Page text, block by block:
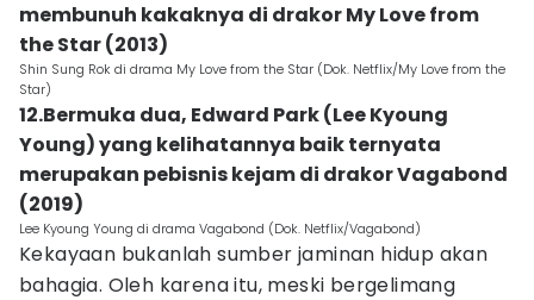
membunuh kakaknya di drakor My Love from
the Star (2013)
Shin Sung Rok di drama My Love from the Star (Dok. Netflix/My Love from the
Star)
12.Bermuka dua, Edward Park (Lee Kyoung
Young) yang kelihatannya baik ternyata
merupakan pebisnis kejam di drakor Vagabond
(2019)
Lee Kyoung Young di drama Vagabond (Dok. Netflix/Vagabond)
Kekayaan bukanlah sumber jaminan hidup akan
bahagia. Oleh karena itu, meski bergelimang